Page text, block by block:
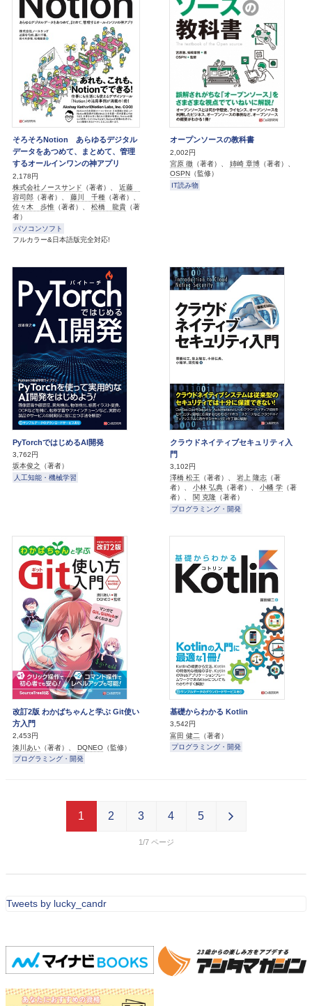
そろそろNotion あらゆるデジタル
データをあつめて、まとめて、管理
するオールインワンの神アプリ
2,178円
株式会社ノースサンド （著者）、 近藤
容司郎 （著者）、 藤川 千種 （著者）、
佐々木 歩惟 （著者）、 松橋 龍貴 （著
者）
パソコンソフト
フルカラー&日本語版完全対応!
オープンソースの教科書
2,002円
宮原 徹 （著者）、 姉崎 章博 （著者）、
OSPN （監修）
IT読み物
PyTorchではじめるAI開発
3,762円
坂本俊之 （著者）
人工知能・機械学習
クラウドネイティブセキュリティ入
門
3,102円
澤橋 松王 （著者）、 岩上 隆志 （著
者）、 小林 弘典 （著者）、 小幡 学 （著
者）、 関 克隆 （著者）
プログラミング・開発
改訂2版 わかばちゃんと学ぶ Git使い
方入門
2,453円
湊川あい （著者）、 DQNEO （監修）
プログラミング・開発
基礎からわかる Kotlin
3,542円
富田 健二 （著者）
プログラミング・開発
1/7
1 2 3 4 5
Tweets by lucky_candr